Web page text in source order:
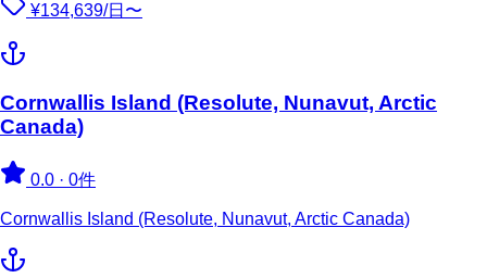
¥134,639/日〜
Cornwallis Island (Resolute, Nunavut, Arctic
Canada)
0.0 · 0件
Cornwallis Island (Resolute, Nunavut, Arctic Canada)